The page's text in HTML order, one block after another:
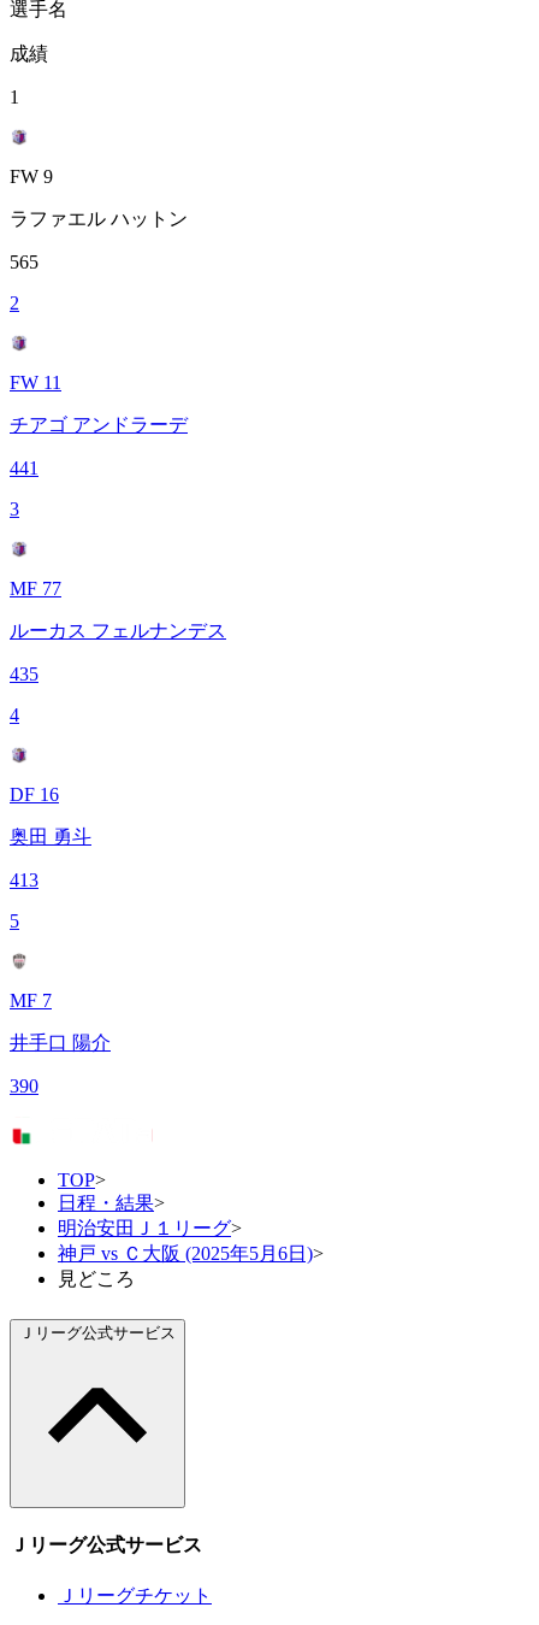
選手名
成績
1
FW 9
ラファエル ハットン
565
2
FW 11
チアゴ アンドラーデ
441
3
MF 77
ルーカス フェルナンデス
435
4
DF 16
奥田 勇斗
413
5
MF 7
井手口 陽介
390
TOP>
日程・結果>
明治安田Ｊ１リーグ>
神戸 vs Ｃ大阪 (2025年5月6日)>
見どころ
Ｊリーグ公式サービス
Ｊリーグ公式サービス
Ｊリーグチケット